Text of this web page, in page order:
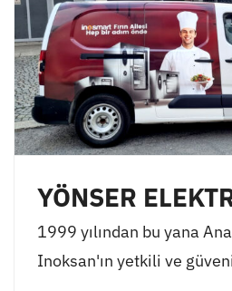
YÖNSER
1999 yılından bu yana
Inoksan'ın yetkili ve